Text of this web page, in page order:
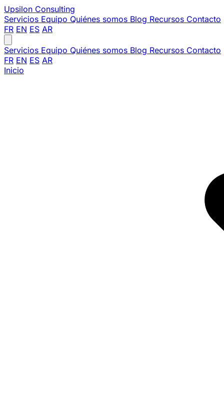
Upsilon Consulting
Servicios Equipo Quiénes somos Blog Recursos Contacto
FR EN ES AR
Servicios Equipo Quiénes somos Blog Recursos Contacto
FR EN ES AR
Inicio